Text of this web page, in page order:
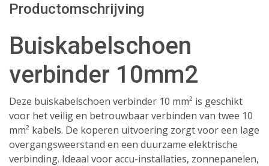
Productomschrijving
Buiskabelschoen
verbinder 10mm2
Deze buiskabelschoen verbinder 10 mm² is geschikt
voor het veilig en betrouwbaar verbinden van twee 10
mm² kabels. De koperen uitvoering zorgt voor een lage
overgangsweerstand en een duurzame elektrische
verbinding. Ideaal voor accu-installaties, zonnepanelen,